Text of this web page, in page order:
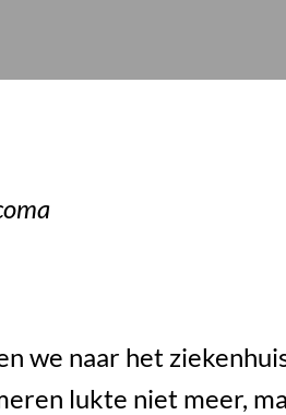
we naar het
lukte niet meer,